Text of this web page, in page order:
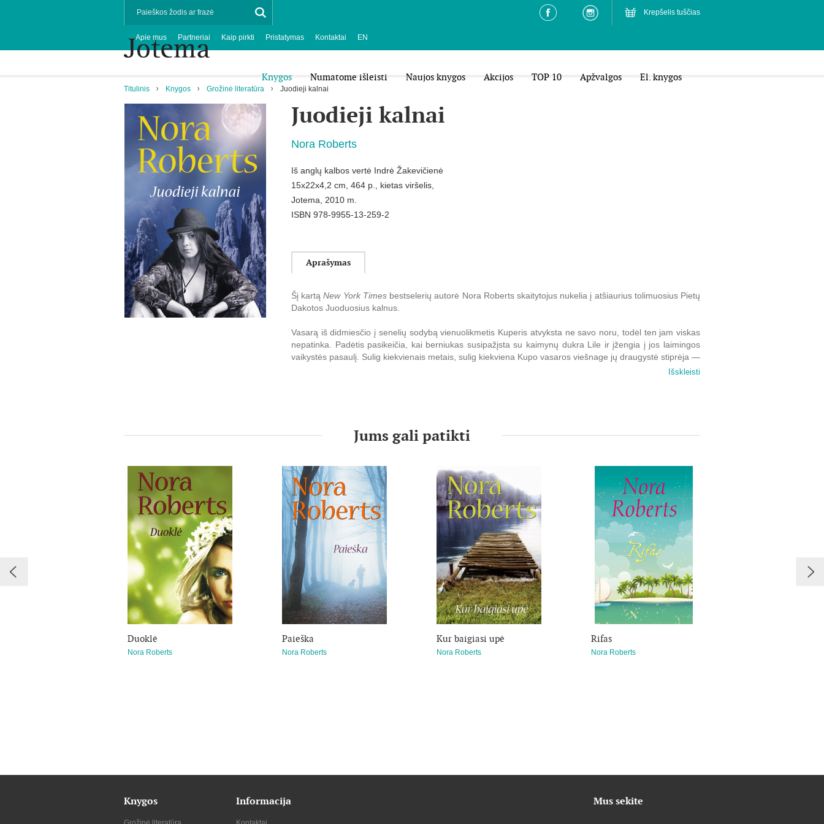
Krepšelis tuščias
Apie mus Partneriai Kaip pirkti Pristatymas Kontaktai EN
Knygos Numatome išleisti Naujos knygos Akcijos TOP 10 Apžvalgos El. knygos
Titulinis Knygos Grožinė literatūra Juodieji kalnai
Juodieji kalnai
Nora Roberts
Iš anglų kalbos vertė Indrė Žakevičienė
15x22x4,2 cm, 464 p., kietas viršelis,
Jotema, 2010 m.
ISBN 978-9955-13-259-2
Aprašymas
Šį kartąNew York Times bestselerių autorė Nora Roberts skaitytojus nukelia į atšiaurius tolimuosius Pietų
Dakotos Juoduosius kalnus.
Vasarą iš didmiesčio į senelių sodybą vienuolikmetis Kuperis atvyksta ne savo noru, todėl ten jam viskas
nepatinka. Padėtis pasikeičia, kai berniukas susipažįsta su kaimynų dukra Lile ir įžengia į jos laimingos
vaikystės pasaulį. Sulig kiekvienais metais, sulig kiekviena Kupo vasaros viešnage jų draugystė stiprėja —
susivokti jausmuose, tačiau bėda juodu suartina: Lilės prieglaudą staiga užgriūva dideli nemalonumai, ir
daugelio žmonių gyvybė atsiduria pavojuje.
Išskleisti
Jums gali patikti
Duoklė
Nora Roberts
Paieška
Nora Roberts
Kur baigiasi upė
Nora Roberts
Rifas
Nora Roberts
Knygos Informacija Mus sekite